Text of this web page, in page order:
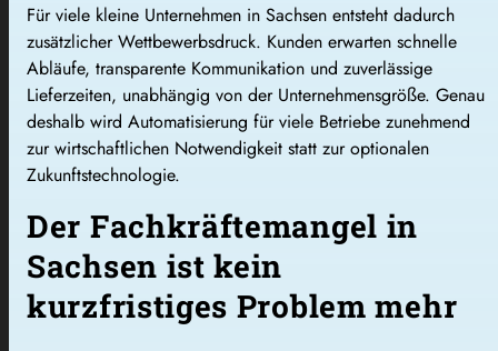
Für viele kleine Unternehmen in Sachsen entsteht dadurch
zusätzlicher Wettbewerbsdruck. Kunden erwarten schnelle
Abläufe, transparente Kommunikation und zuverlässige
Lieferzeiten, unabhängig von der Unternehmensgröße. Genau
deshalb wird Automatisierung für viele Betriebe zunehmend
zur wirtschaftlichen Notwendigkeit statt zur optionalen
Zukunftstechnologie.
Der Fachkräftemangel in
Sachsen ist kein
kurzfristiges Problem mehr